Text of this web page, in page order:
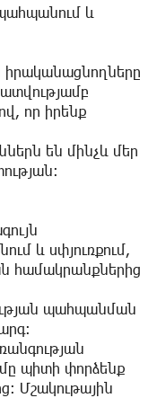
և
իրականացնողները
որ իրենք
են մինչև մեր
և սփյուռքում,
համակրանքներից
պահպանման
պիտի փորձենք
Մշակութային